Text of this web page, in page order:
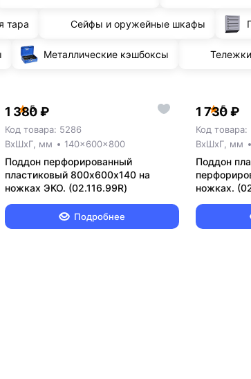
тара Сейфы и оружейные шкафы
Металлические кэшбоксы
5
1 380 ₽
Код товара: 5286
ВxШxГ, мм
140x600x800
Поддон перфорированный
пластиковый 800х600х140 на
ножках ЭКО. (02.116.99R)
Подробнее
5
1 730 ₽
Код товара:
ВxШxГ, мм
Поддон
ножках.